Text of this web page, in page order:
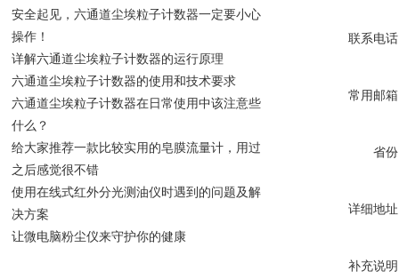
联系电
常用邮
省
详细地
补充说
安全起见，六通道尘埃粒子计数器一定要小心
操作！
详解六通道尘埃粒子计数器的运行原理
六通道尘埃粒子计数器的使用和技术要求
六通道尘埃粒子计数器在日常使用中该注意些
什么？
给大家推荐一款比较实用的皂膜流量计，用过
之后感觉很不错
使用在线式红外分光测油仪时遇到的问题及解
决方案
让微电脑粉尘仪来守护你的健康